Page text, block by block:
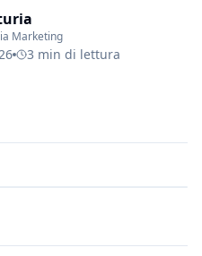
Marketing
3 min di lettura